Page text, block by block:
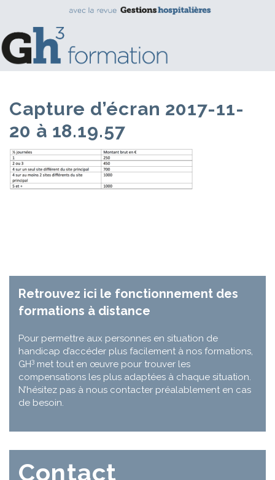
Capture d’écran 2017-11-
20 à 18.19.57
Retrouvez ici le fonctionnement des
formations à distance
Pour permettre aux personnes en situation de
handicap d’accéder plus facilement à nos formations,
GH3 met tout en œuvre pour trouver les
compensations les plus adaptées à chaque situation.
N’hésitez pas à nous contacter préalablement en cas
de besoin.
Contact